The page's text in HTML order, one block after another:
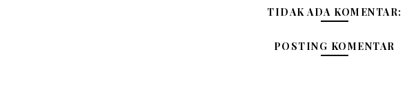
TIDAK ADA KOMENTAR:
POSTING KOMENTAR